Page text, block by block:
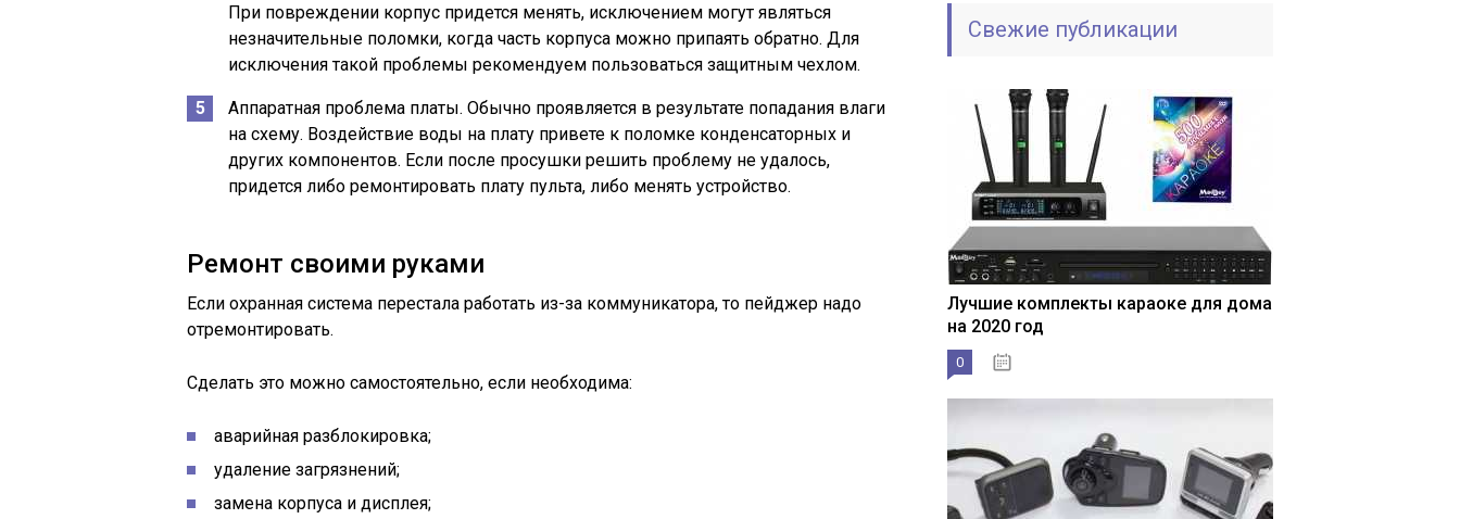
При повреждении корпус придется менять, исключением могут являться
незначительные поломки, когда часть корпуса можно припаять обратно. Для
исключения такой проблемы рекомендуем пользоваться защитным чехлом.
Аппаратная проблема платы. Обычно проявляется в результате попадания влаги
на схему. Воздействие воды на плату привете к поломке конденсаторных и
других компонентов. Если после просушки решить проблему не удалось,
придется либо ремонтировать плату пульта, либо менять устройство.
Ремонт своими руками
Если охранная система перестала работать из-за коммуникатора, то пейджер надо
отремонтировать.
Сделать это можно самостоятельно, если необходима:
аварийная разблокировка;
удаление загрязнений;
замена корпуса и дисплея;
Свежие публикации
Лучшие комплекты караоке для дома
на 2020 год
0